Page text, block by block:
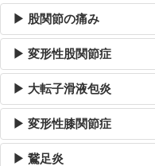
▶ 股関節の痛み
▶ 変形性股関節症
▶ 大転子滑液包炎
▶ 変形性膝関節症
▶ 鵞足炎